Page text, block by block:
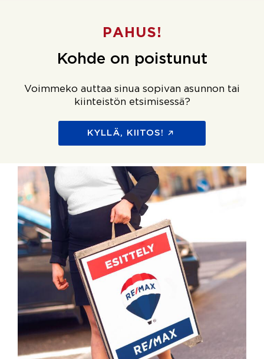
PAHUS!
Kohde on poistunut
Voimmeko auttaa sinua sopivan asunnon tai
kiinteistön etsimisessä?
KYLLÄ, KIITOS!